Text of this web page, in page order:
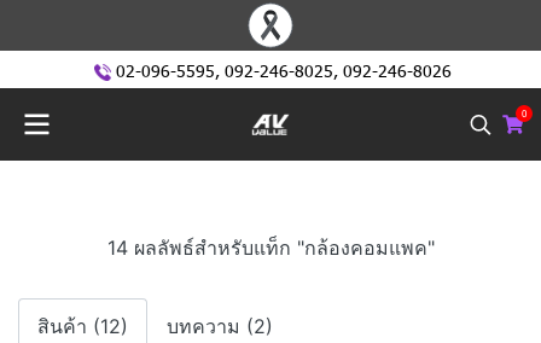
02-096-5595, 092-246-8025, 092-246-8026
0
14 ผลลัพธ์สำหรับแท็ก "กล้องคอมแพค"
สินค้า (12) บทความ (2)